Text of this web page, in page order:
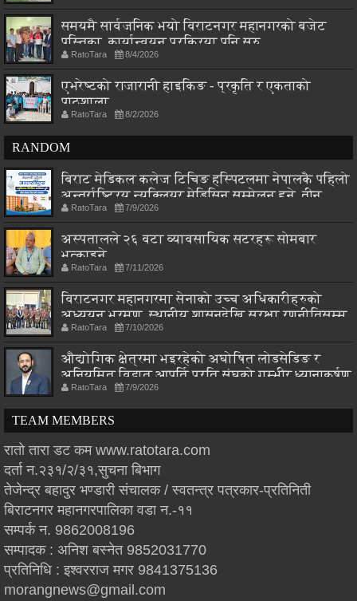
समयमै सार्वजनिक भयो विराटनगर महानगरको बजेट
पुस्तिका, कार्यान्वयन प्रक्रिया पनि सुरु
RatoTara 8/4/2026
एभरेष्टको राजारानी हाइकिङ - प्रकृति र एकताको
पाठशाला
RatoTara 8/2/2026
RANDOM
बिराट मेडिकल कलेज टिचिङ हस्पिटलमा नेपालकै पहिलो
अन्तर्राष्ट्रिय न्यूक्लियर मेडिसिन सम्मेलन हुने, तीन
देशका विज्ञ एकै मञ्चमा
RatoTara 7/9/2026
अस्पतालले २६ वटा व्यावसायिक सटरहरू सोमबार
भत्काइने
RatoTara 7/11/2026
विराटनगर महानगरमा सेनाको उच्च अधिकारीहरुको
अध्ययन भ्रमण, स्थानीय शासनदेखि सुरक्षा रणनीतिसम्म
छलफल
RatoTara 7/10/2026
औद्योगिक क्षेत्रमा भइरहेको अघोषित लोडसेडिङ र
अनियमित विद्युत आपूर्ति प्रति संघको गम्भीर ध्यानाकर्षण
RatoTara 7/9/2026
TEAM MEMBERS
रातो तारा डट कम www.ratotara.com
दर्ता न.२३१/२/३१,सुचना बिभाग
तेजेन्द्र बहादुर भण्डारी संचालक / स्वतन्त्र पत्रकार-प्रतिनिती
बिराटनगर महानगरपालिका वडा न.-११
सम्पर्क न. 9862008196
सम्पादक : अनिश बस्नेत 9852031770
प्रतिनिधि : इश्वरराज मगर 9841375136
morangnews@gmail.com